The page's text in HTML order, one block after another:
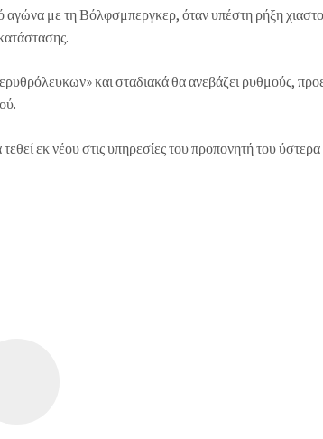
αγώνα με τη Βόλφσμπεργκερ, όταν υπέστη ρήξη
και σταδιακά θα ανεβάζει ρυθμούς,
εκ νέου στις υπηρεσίες του προπονητή του